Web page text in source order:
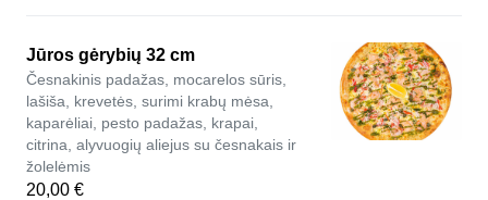
Jūros gėrybių 32 cm
Česnakinis padažas, mocarelos sūris,
lašiša, krevetės, surimi krabų mėsa,
kaparėliai, pesto padažas, krapai,
citrina, alyvuogių aliejus su česnakais ir
žolelėmis
20,00 €